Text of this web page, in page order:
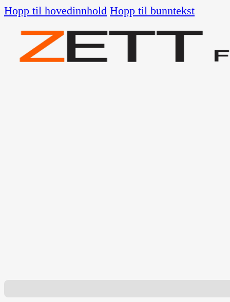
Hopp til hovedinnhold Hopp til bunntekst